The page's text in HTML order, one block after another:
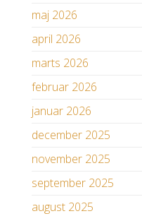
maj 2026
april 2026
marts 2026
februar 2026
januar 2026
december 2025
november 2025
september 2025
august 2025